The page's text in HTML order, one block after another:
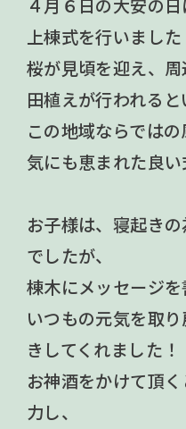
４月６日の大安の
上棟式を行いました
桜が見頃を迎え、
田植えが行われると
この地域ならでは
気にも恵まれた良い
お子様は、寝起き
でしたが、
棟木にメッセージを
いつもの元気を取
きしてくれました！
お神酒をかけて頂
力し、